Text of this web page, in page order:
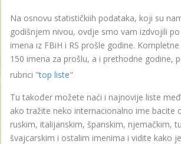
Na osnovu statističkiih podataka, koji su
godišnjem nivou, ovdje smo vam izdvojili
imena iz FBiH i RS prošle godine.
150 imena za prošlu, a i prethodne godine,
rubrici "top liste"
Tu također možete naći i najnovije liste
ako tražite neko internacionalno ime bacite
ruskim, italijanskim, španskim, njemačkim,
švajcarskim i ostalim imenima i vidite kako